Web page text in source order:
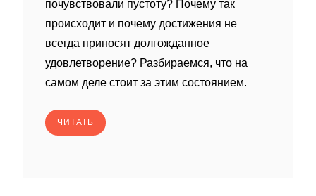
почувствовали пустоту? Почему так
происходит и почему достижения не
всегда приносят долгожданное
удовлетворение? Разбираемся, что на
самом деле стоит за этим состоянием.
ЧИТАТЬ